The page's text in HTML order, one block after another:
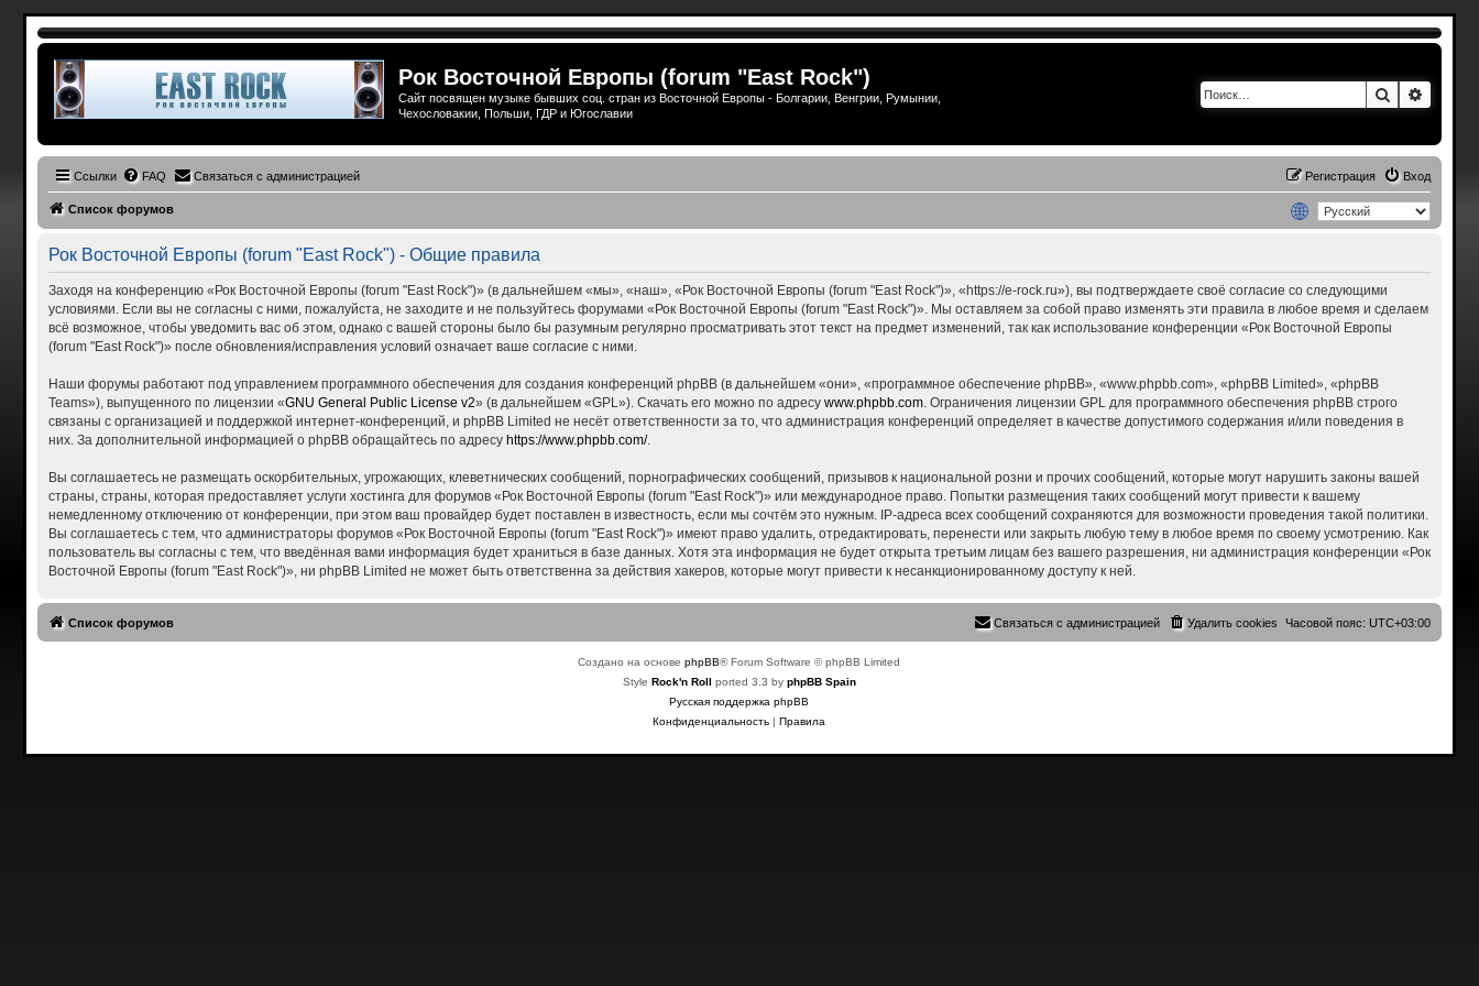
Рок Восточной Европы (forum "East Rock")
Сайт посвящен музыке бывших соц. стран из Восточной Европы - Болгарии, Венгрии, Румынии,
Чехословакии, Польши, ГДР и Югославии
Поиск
Ссылки FAQ Связаться с администрацией Вход
Регистрация
Список форумов
Рок Восточной Европы (forum "East Rock") - Общие правила
Заходя на конференцию «Рок Восточной Европы (forum "East Rock")» (в дальнейшем «мы», «наш», «Рок Восточной Европы (forum "East Rock")», «https://e-rock.ru»), вы подтверждаете своё согласие со следующими
условиями. Если вы не согласны с ними, пожалуйста, не заходите и не пользуйтесь форумами «Рок Восточной Европы (forum "East Rock")». Мы оставляем за собой право изменять эти правила в любое время и сделаем
всё возможное, чтобы уведомить вас об этом, однако с вашей стороны было бы разумным регулярно просматривать этот текст на предмет изменений, так как использование конференции «Рок Восточной Европы
(forum "East Rock")» после обновления/исправления условий означает ваше согласие с ними.
Наши форумы работают под управлением программного обеспечения для создания конференций phpBB (в дальнейшем «они», «программное обеспечение phpBB», «www.phpbb.com», «phpBB Limited», «phpBB
Teams»), выпущенного по лицензии «GNU General Public License v2» (в дальнейшем «GPL»). Скачать его можно по адресу www.phpbb.com. Ограничения лицензии GPL для программного обеспечения phpBB строго
связаны с организацией и поддержкой интернет-конференций, и phpBB Limited не несёт ответственности за то, что администрация конференций определяет в качестве допустимого содержания и/или поведения в
них. За дополнительной информацией о phpBB обращайтесь по адресу https://www.phpbb.com/.
Вы соглашаетесь не размещать оскорбительных, угрожающих, клеветнических сообщений, порнографических сообщений, призывов к национальной розни и прочих сообщений, которые могут нарушить законы вашей
страны, страны, которая предоставляет услуги хостинга для форумов «Рок Восточной Европы (forum "East Rock")» или международное право. Попытки размещения таких сообщений могут привести к вашему
немедленному отключению от конференции, при этом ваш провайдер будет поставлен в известность, если мы сочтём это нужным. IP-адреса всех сообщений сохраняются для возможности проведения такой политики.
Вы соглашаетесь с тем, что администраторы форумов «Рок Восточной Европы (forum "East Rock")» имеют право удалить, отредактировать, перенести или закрыть любую тему в любое время по своему усмотрению. Как
пользователь вы согласны с тем, что введённая вами информация будет храниться в базе данных. Хотя эта информация не будет открыта третьим лицам без вашего разрешения, ни администрация конференции «Рок
Восточной Европы (forum "East Rock")», ни phpBB Limited не может быть ответственна за действия хакеров, которые могут привести к несанкционированному доступу к ней.
Список форумов Часовой пояс:UTC+03:00
Удалить cookies
Связаться с администрацией
Создано на основеphpBB® Forum Software © phpBB Limited
Style Rock'n Roll ported 3.3 by phpBB Spain
Русская поддержка phpBB
Конфиденциальность |Правила